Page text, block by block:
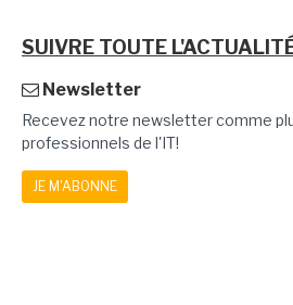
SUIVRE TOUTE
Newsletter
Recevez notre newsletter comme
professionnels de l'IT!
JE M'ABONNE